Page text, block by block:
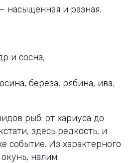
насыщенная и разная.
и сосна,
береза, рябина, ива.
рыб: от хариуса до
здесь редкость, и
событие. Из характерного
налим.